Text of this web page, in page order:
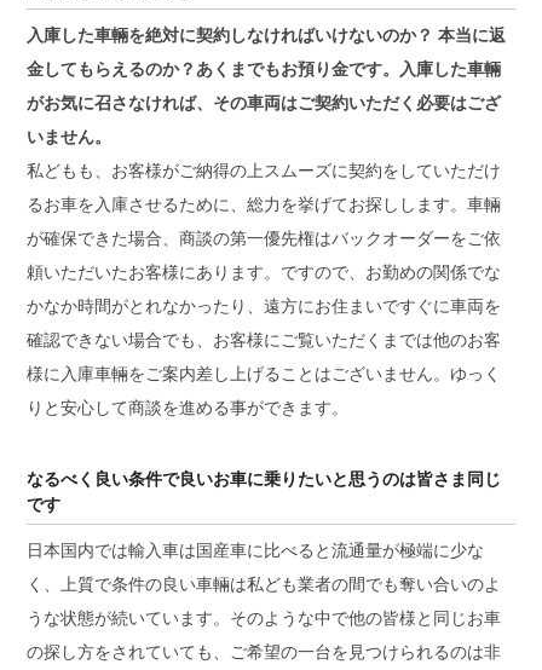
入庫した車輛を絶対に契約しなければいけないのか？ 本当に返
金してもらえるのか？あくまでもお預り金です。入庫した車輛
がお気に召さなければ、その車両はご契約いただく必要はござ
いません。
私どもも、お客様がご納得の上スムーズに契約をしていただけ
るお車を入庫させるために、総力を挙げてお探しします。車輛
が確保できた場合、商談の第一優先権はバックオーダーをご依
頼いただいたお客様にあります。ですので、お勤めの関係でな
かなか時間がとれなかったり、遠方にお住まいですぐに車両を
確認できない場合でも、お客様にご覧いただくまでは他のお客
様に入庫車輛をご案内差し上げることはございません。ゆっく
りと安心して商談を進める事ができます。
なるべく良い条件で良いお車に乗りたいと思うのは皆さま同じ
です
日本国内では輸入車は国産車に比べると流通量が極端に少な
く、上質で条件の良い車輛は私ども業者の間でも奪い合いのよ
うな状態が続いています。そのような中で他の皆様と同じお車
の探し方をされていても、ご希望の一台を見つけられるのは非